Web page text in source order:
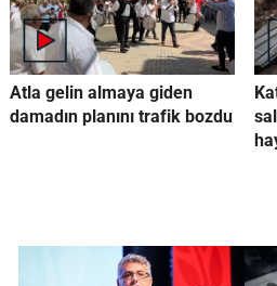
Atla gelin almaya giden
damadın planını trafik bozdu